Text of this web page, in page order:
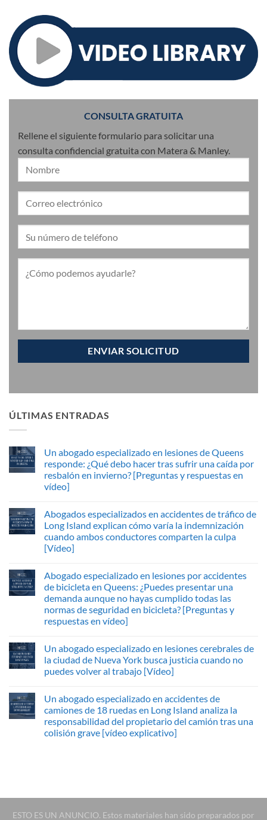
CONSULTA GRATUITA
Rellene el siguiente formulario para solicitar una
consulta confidencial gratuita con Matera & Manley.
ÚLTIMAS ENTRADAS
Un abogado especializado en lesiones de Queens
responde: ¿Qué debo hacer tras sufrir una caída por
resbalón en invierno? [Preguntas y respuestas en
vídeo]
Abogados especializados en accidentes de tráfico de
Long Island explican cómo varía la indemnización
cuando ambos conductores comparten la culpa
[Vídeo]
Abogado especializado en lesiones por accidentes
de bicicleta en Queens: ¿Puedes presentar una
demanda aunque no hayas cumplido todas las
normas de seguridad en bicicleta? [Preguntas y
respuestas en vídeo]
Un abogado especializado en lesiones cerebrales de
la ciudad de Nueva York busca justicia cuando no
puedes volver al trabajo [Vídeo]
Un abogado especializado en accidentes de
camiones de 18 ruedas en Long Island analiza la
responsabilidad del propietario del camión tras una
colisión grave [vídeo explicativo]
ESTO ES UN ANUNCIO. Estos materiales han sido preparados por